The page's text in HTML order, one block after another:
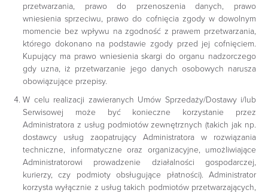
przetwarzania, prawo do przenoszenia danych, prawo
wniesienia sprzeciwu, prawo do cofnięcia zgody w dowolnym
momencie bez wpływu na zgodność z prawem przetwarzania,
którego dokonano na podstawie zgody przed jej cofnięciem.
Kupujący ma prawo wniesienia skargi do organu nadzorczego
gdy uzna, iż przetwarzanie jego danych osobowych narusza
obowiązujące przepisy.
W celu realizacji zawieranych Umów Sprzedaży/Dostawy i/lub
Serwisowej może być konieczne korzystanie przez
Administratora z usług podmiotów zewnętrznych (takich jak np.
dostawcy usług zaopatrujący Administratora w rozwiązania
techniczne, informatyczne oraz organizacyjne, umożliwiające
Administratorowi prowadzenie działalności gospodarczej,
kurierzy, czy podmioty obsługujące płatności). Administrator
korzysta wyłącznie z usług takich podmiotów przetwarzających,